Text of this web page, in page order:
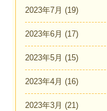
2023年7月 (19)
2023年6月 (17)
2023年5月 (15)
2023年4月 (16)
2023年3月 (21)